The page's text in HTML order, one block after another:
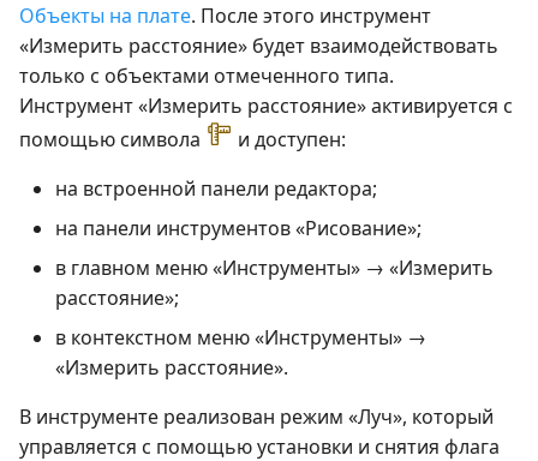
Объекты на плате. После этого инструмент
«Измерить расстояние» будет взаимодействовать
только с объектами отмеченного типа.
Инструмент «Измерить расстояние» активируется с
помощью символа
и доступен:
на встроенной панели редактора;
на панели инструментов «Рисование»;
в главном меню «Инструменты» → «Измерить
расстояние»;
в контекстном меню «Инструменты» →
«Измерить расстояние».
В инструменте реализован режим «Луч», который
управляется с помощью установки и снятия флага